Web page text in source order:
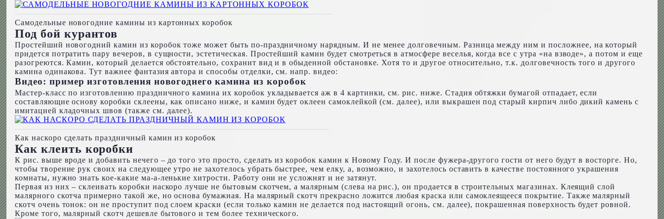
Самодельные новогодние камины из картонных коробок
Под бой курантов
Простейший новогодний камин из коробок тоже может быть по-праздничному нарядным. И не менее долговечным. Разница между ним и посложнее, на который
придется потратить пару вечеров, в сущности, эстетическая. Простейший камин будет смотреться в атмосфере веселья, когда все с утра «на взводе», а потом и еще
разогреются. Камин, который делается обстоятельно, сохранит вид и в обыденной обстановке. Хотя то и другое относительно, т.к. долговечность того и другого
камина одинакова. Тут важнее фантазия автора и способы отделки, см. напр. видео:
Видео: пример изготовления новогоднего камина из коробок
Мастер-класс по изготовлению праздничного камина их коробок укладывается аж в 4 картинки, см. рис. ниже. Стадия обтяжки бумагой отпадает, если
составляющие основу коробки склеены, как описано ниже, и камин будет оклеен самоклейкой (см. далее), или выкрашен под старый кирпич либо дикий камень с
имитацией кладочных швов (также см. далее).
Как наскоро сделать праздничный камин из коробок
Как клеить коробки
К рис. выше вроде и добавить нечего – до того это просто, сделать из коробок камин к Новому Году. И после фужера-другого гости от него будут в восторге. Но,
чтобы творение рук своих на следующее утро не захотелось убрать быстрее, чем елку, а, возможно, и захотелось оставить в качестве постоянного украшения
комнаты, нужно знать кое-какие ма-а-ленькие хитрости. Работу они не усложнят и не затянут.
Первая из них – склеивать коробки наскоро лучше не бытовым скотчем, а малярным (слева на рис.), он продается в строительных магазинах. Клеящий слой
малярного скотча примерно такой же, но основа бумажная. На малярный скотч прекрасно ложится любая краска или самоклеящееся покрытие. Также малярный
скотч очень тонок: он не проступит под слоем краски (если только камин не делается под настоящий огонь, см. далее), покрашенная поверхность будет ровной.
Кроме того, малярный скотч дешевле бытового и тем более технического.